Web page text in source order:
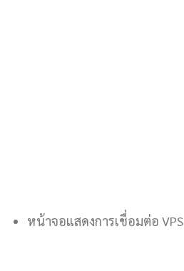
หน้าจอแสดงการเชื่อมต่อ VPS